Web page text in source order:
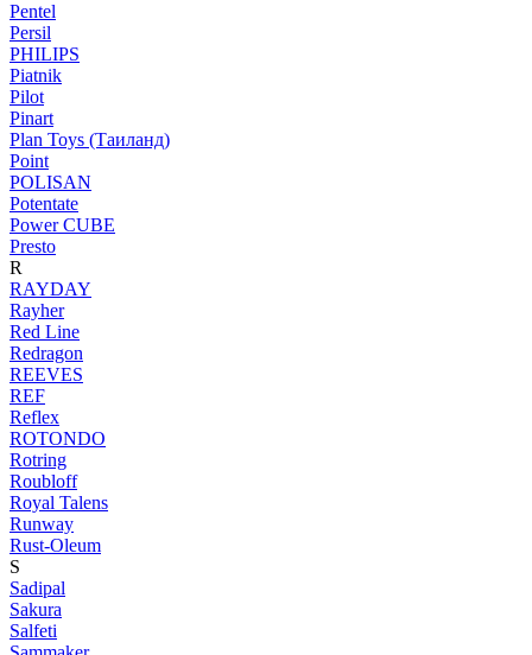
Pentel
Persil
PHILIPS
Piatnik
Pilot
Pinart
Plan Toys (Таиланд)
Point
POLISAN
Potentate
Power CUBE
Presto
R
RAYDAY
Rayher
Red Line
Redragon
REEVES
REF
Reflex
ROTONDO
Rotring
Roubloff
Royal Talens
Runway
Rust-Oleum
S
Sadipal
Sakura
Salfeti